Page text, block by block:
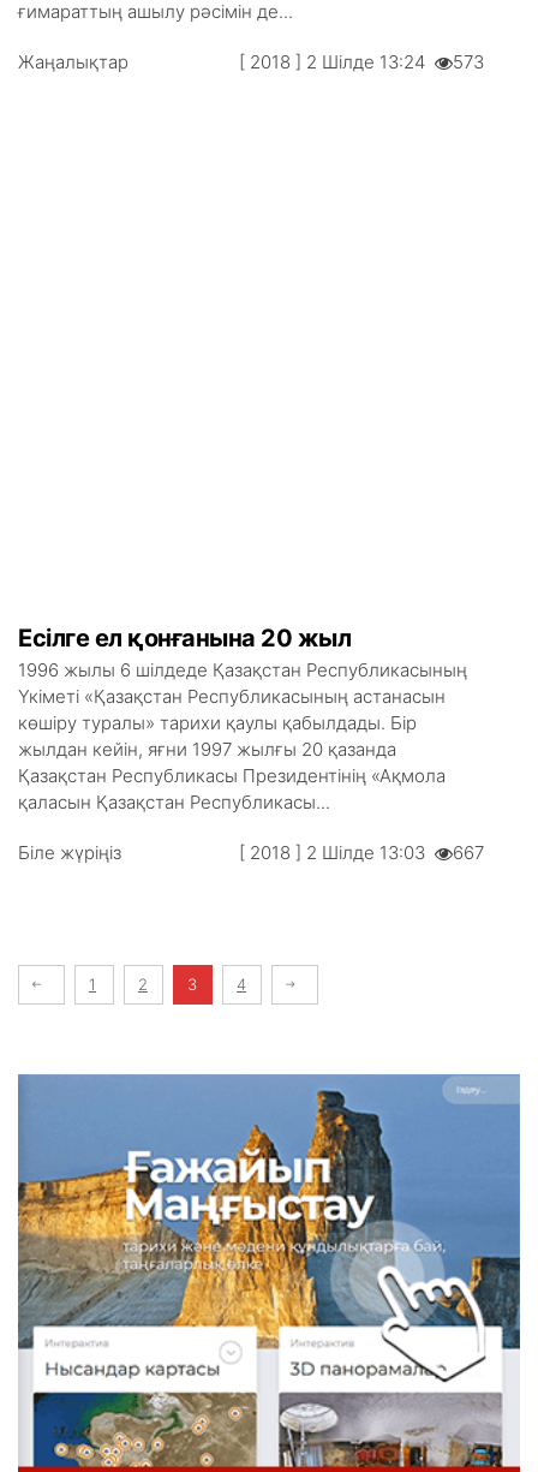
ғимараттың ашылу рәсімін де...
Жаңалықтар [ 2018 ] 2 Шілде 13:24 573
Есілге ел қонғанына 20 жыл
1996 жылы 6 шілдеде Қазақстан Республикасының
Үкіметі «Қазақстан Республикасының астанасын
көшіру туралы» тарихи қаулы қабылдады. Бір
жылдан кейін, яғни 1997 жылғы 20 қазанда
Қазақстан Республикасы Президентінің «Ақмола
қаласын Қазақстан Республикасы...
Біле жүріңіз [ 2018 ] 2 Шілде 13:03 667
1 2 3 4